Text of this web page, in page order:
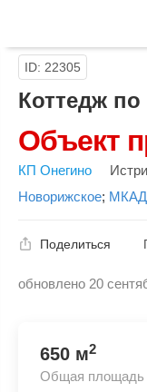
ID: 22305
Коттедж
Объект
КП Онегино
Новорижское; МКАД
обновлено 20
Поделиться
650 м2
Общая площадь